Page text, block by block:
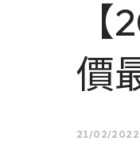
價
21/02/2022